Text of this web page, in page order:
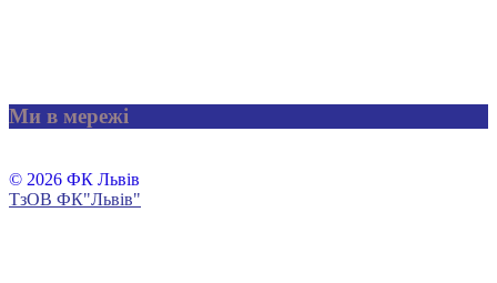
Ми в мережі
© 2026 ФК Львів
ТзОВ ФК"Львів"